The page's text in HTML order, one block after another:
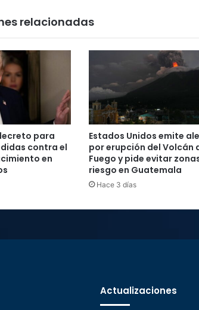
relacionadas
para
contra el
en
Estados Unidos emite
por erupción del Volcán
Fuego y pide evitar
riesgo en Guatemala
Hace 3 días
Actualizaciones